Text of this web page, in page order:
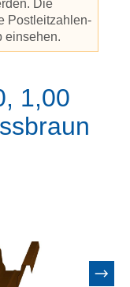
Die
Postleitzahlen-
einsehen.
1,00